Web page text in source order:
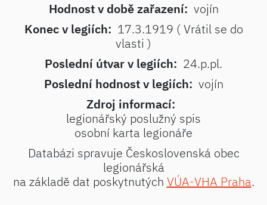
Hodnost v době zařazení: vojín
Konec v legiích: 17.3.1919 ( Vrátil se do
vlasti )
Poslední útvar v legiích: 24.p.pl.
Poslední hodnost v legiích: vojín
Zdroj informací:
legionářský poslužný spis
osobní karta legionáře
Databázi spravuje Československá obec
legionářská
na základě dat poskytnutých VÚA-VHA Praha.